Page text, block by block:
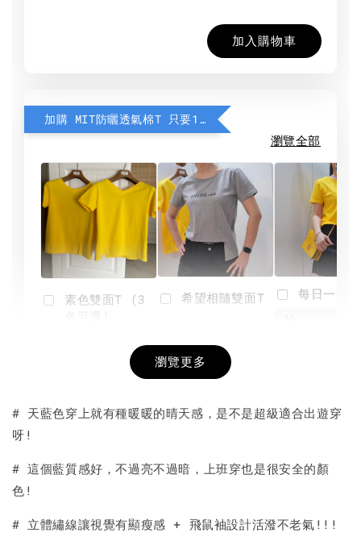
加入購物車
加購 MIT防曬透氣棉T 只要190元
瀏覽全部
素色雙面T (3
+
希望相隨雙面T
NT$ 190
-
每日一笑
瀏覽更多
# 天藍色穿上就有種暖暖的晴天感，是不是超級適合出遊穿
呀!
# 這個藍質感好，不過亮不過暗，上班穿也是很安全的顏
色!
# 立體繡線讓視覺有顯瘦感 + 飛鼠袖設計活潑不老氣!!!